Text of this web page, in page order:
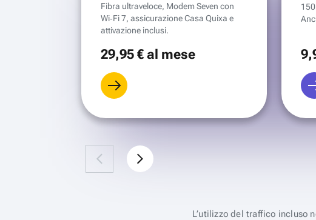
Fibra ultraveloce, Modem Seven con
Wi‑Fi 7, assicurazione Casa Quixa e
attivazione inclusi.
29,95 €al mese 9
L’utilizzo del traffico incluso